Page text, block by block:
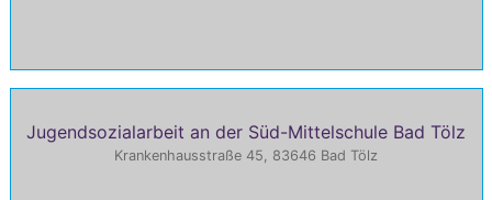
Jugendsozialarbeit an der Süd-Mittelschule Bad Tölz
Krankenhausstraße 45, 83646 Bad Tölz